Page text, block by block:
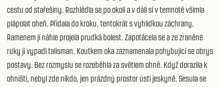
cestu od stařešiny. Rozhlédla se po okolí a v dáli si v temnotě všimla
plápolat oheň. Přidala do kroku, tentokrát s vyhlídkou záchrany.
Ramenem jí náhle projela prudká bolest. Zapotácela se a ze zraněné
ruky jí vypadl talisman. Koutkem oka zaznamenala pohybující se obrys
postavy. Bez rozmyslu se rozeběhla za světlem ohně. Když dorazila k
ohništi, nebyl zde nikdo, jen prázdný prostor ústí jeskyně. Sesula se